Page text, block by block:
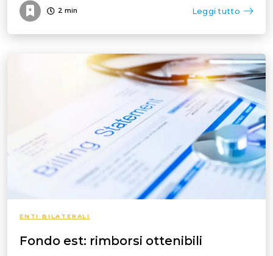
2 min Leggi tutto
ENTI BILATERALI
Fondo est: rimborsi ottenibili